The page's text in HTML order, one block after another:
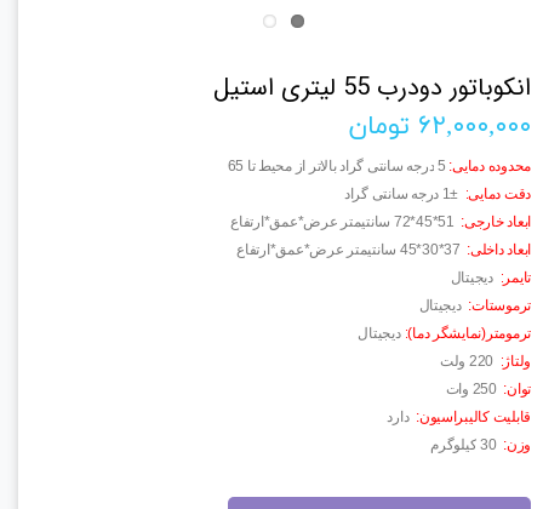
انکوباتور دودرب 55 لیتری استیل
۶۲,۰۰۰,۰۰۰ تومان
محدوده دمایی:
5 درجه سانتی گراد بالاتر از محیط تا 65
دقت دمایی:
1±درجه سانتی گراد
ابعاد خارجی:
72*45*51 سانتیمتر عرض*عمق*ارتفاع
ابعاد داخلی:
45*30*37 سانتیمتر عرض*عمق*ارتفاع
تایمر : دیجیتال
ترموستات: دیجیتال
ترمومتر(نمایشگر دما): دیجیتال
ولتاژ :
220 ولت
توان:
250 وات
قابلیت کالیبراسیون: دارد
وزن:
30 کیلوگرم